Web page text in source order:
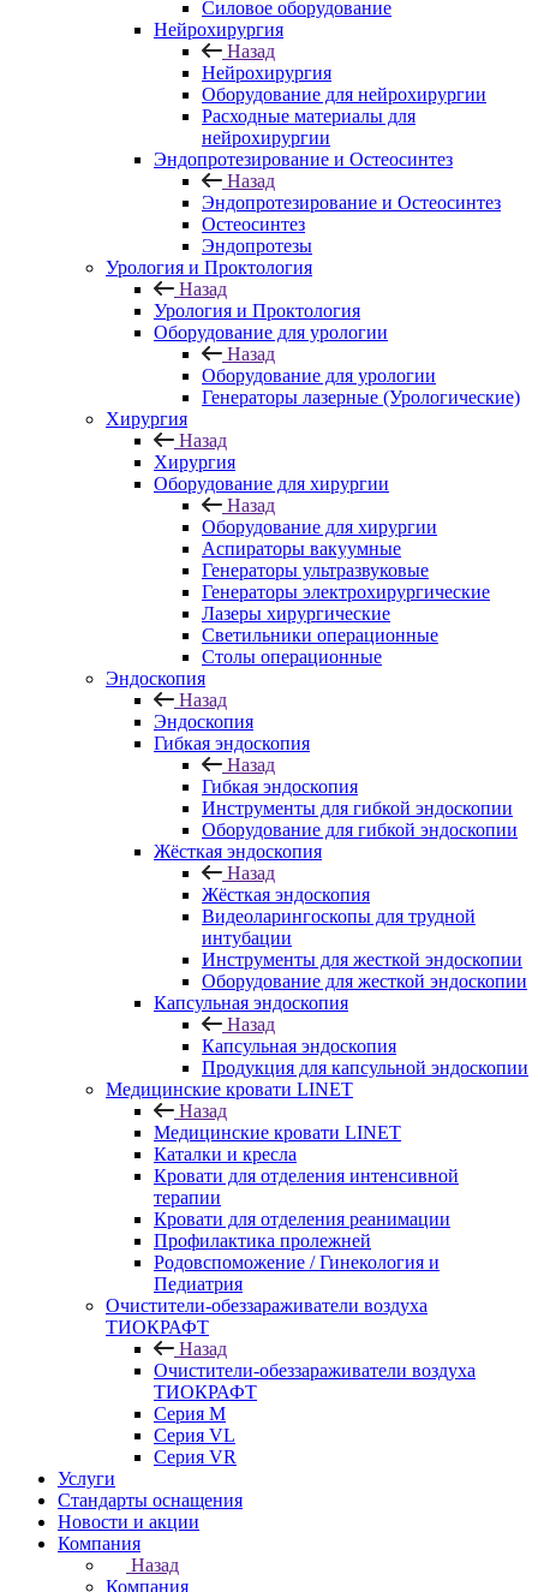
Силовое оборудование
Нейрохирургия
Назад
Нейрохирургия
Оборудование для нейрохирургии
Расходные материалы для
нейрохирургии
Эндопротезирование и Остеосинтез
Назад
Эндопротезирование и Остеосинтез
Остеосинтез
Эндопротезы
Урология и Проктология
Назад
Урология и Проктология
Оборудование для урологии
Назад
Оборудование для урологии
Генераторы лазерные (Урологические)
Хирургия
Назад
Хирургия
Оборудование для хирургии
Назад
Оборудование для хирургии
Аспираторы вакуумные
Генераторы ультразвуковые
Генераторы электрохирургические
Лазеры хирургические
Светильники операционные
Столы операционные
Эндоскопия
Назад
Эндоскопия
Гибкая эндоскопия
Назад
Гибкая эндоскопия
Инструменты для гибкой эндоскопии
Оборудование для гибкой эндоскопии
Жёсткая эндоскопия
Назад
Жёсткая эндоскопия
Видеоларингоскопы для трудной
интубации
Инструменты для жесткой эндоскопии
Оборудование для жесткой эндоскопии
Капсульная эндоскопия
Назад
Капсульная эндоскопия
Продукция для капсульной эндоскопии
Медицинские кровати LINET
Назад
Медицинские кровати LINET
Каталки и кресла
Кровати для отделения интенсивной
терапии
Кровати для отделения реанимации
Профилактика пролежней
Родовспоможение / Гинекология и
Педиатрия
Очистители-обеззараживатели воздуха
ТИОКРАФТ
Назад
Очистители-обеззараживатели воздуха
ТИОКРАФТ
Cерия M
Cерия VL
Серия VR
Услуги
Стандарты оснащения
Новости и акции
Компания
Назад
Компания